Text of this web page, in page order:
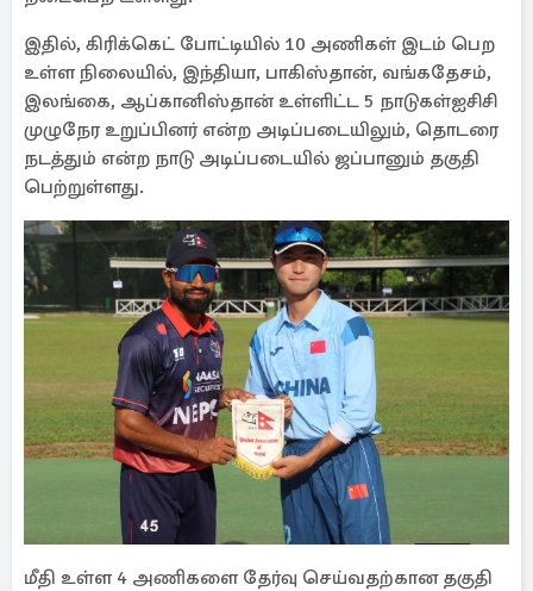
இதில், கிரிக்கெட் போட்டியில் 10 அணிகள் இடம் பெற
உள்ள நிலையில், இந்தியா, பாகிஸ்தான், வங்கதேசம்,
இலங்கை, ஆப்கானிஸ்தான் உள்ளிட்ட 5 நாடுகள்ஐசிசி
முழுநேர உறுப்பினர் என்ற அடிப்படையிலும், தொடரை
நடத்தும் என்ற நாடு அடிப்படையில் ஜப்பானும் தகுதி
பெற்றுள்ளது.
மீதி உள்ள 4 அணிகளை தேர்வு செய்வதற்கான தகுதி